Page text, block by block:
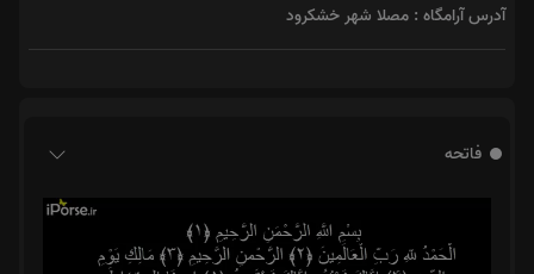
آدرس آرامگاه : مصلا شهر خشکرود
فاتحه